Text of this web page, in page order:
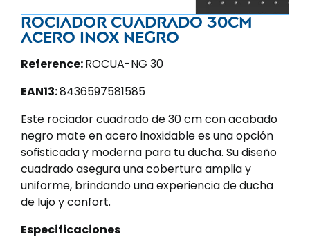
Rociador cuadrado 30cm
acero inox negro
Reference:ROCUA-NG 30
EAN13:8436597581585
Este rociador cuadrado de 30 cm con acabado
negro mate en acero inoxidable es una opción
sofisticada y moderna para tu ducha. Su diseño
cuadrado asegura una cobertura amplia y
uniforme, brindando una experiencia de ducha
de lujo y confort.
Especificaciones